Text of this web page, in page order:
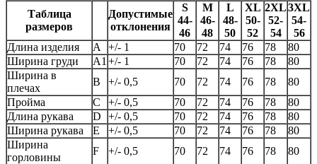
Таблица
размеров
Допустимые
отклонения
S
44-
46
M
46-
48
L
48-
50
XL
50-
52
2XL
52-
54
3XL
54-
56
Длина изделия
А +/- 1 70 72 74 76 78
80
Ширина груди
А1 +/- 1 70 72 74 76 78
80
Ширина в
плечах
B +/- 0,5 70 72 74 76 78
80
Пройма
C +/- 0,5 70 72 74 76 78
80
Длина рукава
D +/- 0,5 70 72 74 76 78
80
Ширина рукава
E +/- 0,5 70 72 74 76 78
80
Ширина
горловины
F +/- 0,5 70 72 74 76 78
80